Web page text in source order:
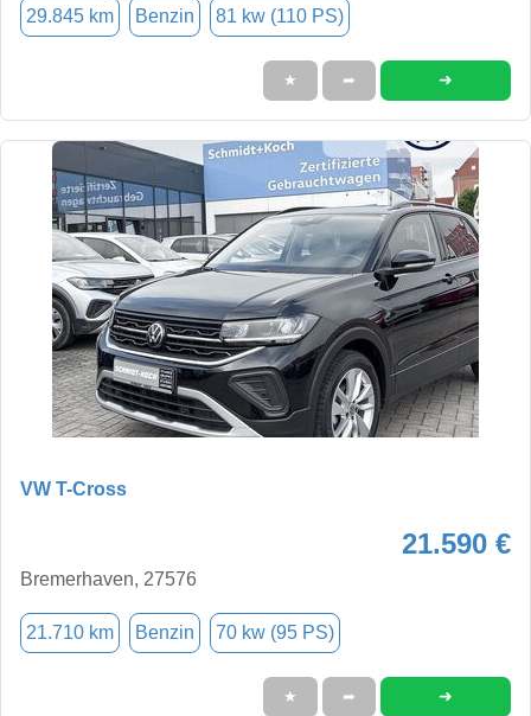
29.845 km Benzin 81 kw (110 PS)
★ ➦ ➜
VW T-Cross
21.590 €
Bremerhaven, 27576
21.710 km Benzin 70 kw (95 PS)
★ ➦ ➜